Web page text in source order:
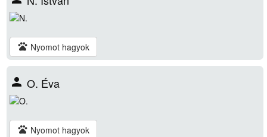
pets Nyomot hagyok
person O. Éva
pets Nyomot hagyok